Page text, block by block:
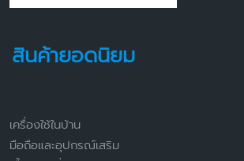
สินค้ายอดนิยม
เครื่องใช้ในบ้าน
มือถือและอุปกรณ์เสริม